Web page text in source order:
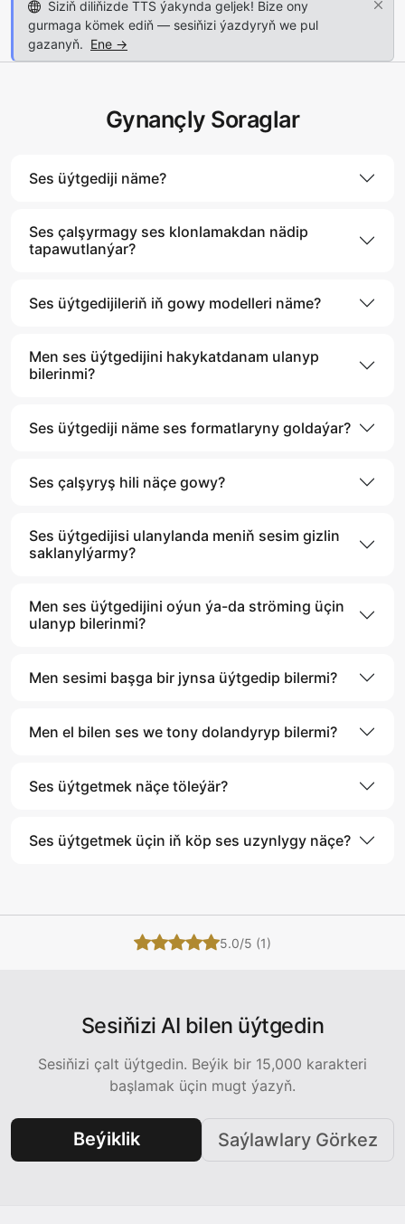
Siziň diliňizde TTS ýakynda geljek! Bize ony
gurmaga kömek ediň — sesiňizi ýazdyryň we pul
gazanyň. Ene →
Gynançly Soraglar
Ses üýtgediji näme?
Ses çalşyrmagy ses klonlamakdan nädip
tapawutlanýar?
Ses üýtgedijileriň iň gowy modelleri näme?
Men ses üýtgedijini hakykatdanam ulanyp
bilerinmi?
Ses üýtgediji näme ses formatlaryny goldaýar?
Ses çalşyryş hili näçe gowy?
Ses üýtgedijisi ulanylanda meniň sesim gizlin
saklanylýarmy?
Men ses üýtgedijini oýun ýa-da ströming üçin
ulanyp bilerinmi?
Men sesimi başga bir jynsa üýtgedip bilermi?
Men el bilen ses we tony dolandyryp bilermi?
Ses üýtgetmek näçe töleýär?
Ses üýtgetmek üçin iň köp ses uzynlygy näçe?
5.0/5 (1)
Sesiňizi AI bilen üýtgedin
Sesiňizi çalt üýtgedin. Beýik bir 15,000 karakteri
başlamak üçin mugt ýazyň.
Beýiklik Saýlawlary Görkez